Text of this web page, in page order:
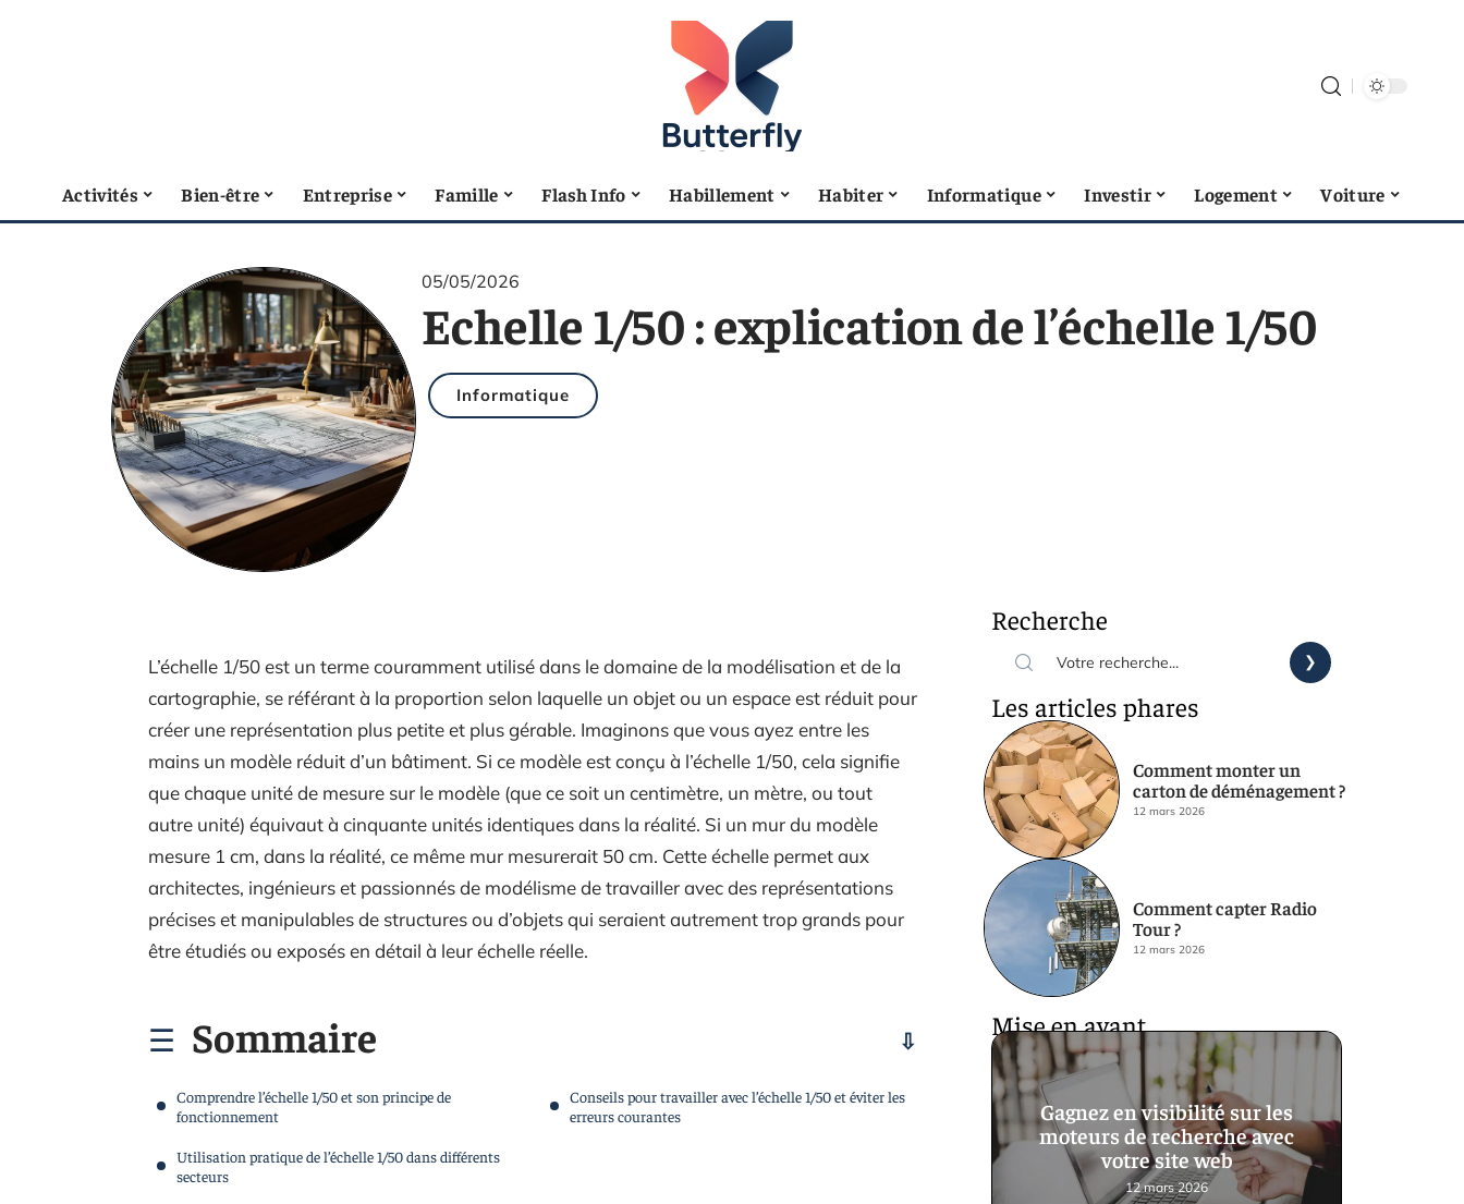
Activités Bien-être Entreprise Famille Flash Info Habillement Habiter Informatique Investir Logement Voiture
05/05/2026
Echelle 1/50 : explication de l’échelle 1/50
Informatique
L’échelle 1/50 est un terme couramment utilisé dans le domaine de la modélisation et de la
cartographie, se référant à la proportion selon laquelle un objet ou un espace est réduit pour
créer une représentation plus petite et plus gérable. Imaginons que vous ayez entre les
mains un modèle réduit d’un bâtiment. Si ce modèle est conçu à l’échelle 1/50, cela signifie
que chaque unité de mesure sur le modèle (que ce soit un centimètre, un mètre, ou tout
autre unité) équivaut à cinquante unités identiques dans la réalité. Si un mur du modèle
mesure 1 cm, dans la réalité, ce même mur mesurerait 50 cm. Cette échelle permet aux
architectes, ingénieurs et passionnés de modélisme de travailler avec des représentations
précises et manipulables de structures ou d’objets qui seraient autrement trop grands pour
être étudiés ou exposés en détail à leur échelle réelle.
Sommaire
Comprendre l’échelle 1/50 et son principe de
fonctionnement
Utilisation pratique de l’échelle 1/50 dans différents
secteurs
Conseils pour travailler avec l’échelle 1/50 et éviter les
erreurs courantes
Recherche
Les articles phares
Comment monter un
carton de déménagement ?
12 mars 2026
Comment capter Radio
Tour ?
12 mars 2026
Mise en avant
Gagnez en visibilité sur les
moteurs de recherche avec
votre site web
12 mars 2026